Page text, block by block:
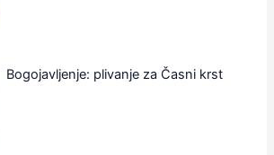
Bogojavljenje: plivanje za Časni krst